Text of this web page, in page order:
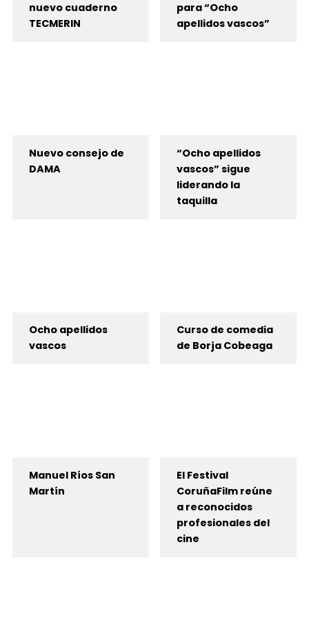
nuevo cuaderno
TECMERIN
para “Ocho
apellidos vascos”
Nuevo consejo de
DAMA
“Ocho apellidos
vascos” sigue
liderando la
taquilla
Ocho apellidos
vascos
Curso de comedia
de Borja Cobeaga
Manuel Ríos San
Martín
El Festival
CoruñaFilm reúne
a reconocidos
profesionales del
cine